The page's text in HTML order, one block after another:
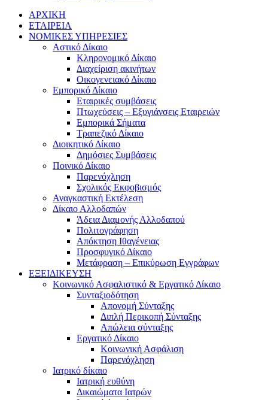
ΑΡΧΙΚΗ
ΕΤΑΙΡΕΙΑ
ΝΟΜΙΚΕΣ ΥΠΗΡΕΣΙΕΣ
Αστικό Δίκαιο
Κληρονομικό Δίκαιο
Διαχείριση ακινήτων
Οικογενειακό Δίκαιο
Εμπορικό Δίκαιο
Εταιρικές συμβάσεις
Πτωχεύσεις – Εξυγιάνσεις Εταιρειών
Εμπορικά Σήματα
Τραπεζικό Δίκαιο
Διοικητικό Δίκαιο
Δημόσιες Συμβάσεις
Ποινικό Δίκαιο
Παρενόχληση
Σχολικός Εκφοβισμός
Αναγκαστική Εκτέλεση
Δίκαιο Αλλοδαπών
Άδεια Διαμονής Αλλοδαπού
Πολιτογράφηση
Απόκτηση Ιθαγένειας
Προσφυγικό Δίκαιο
Μετάφραση – Επικύρωση Εγγράφων
ΕΞΕΙΔΙΚΕΥΣΗ
Κοινωνικό Ασφαλιστικό & Εργατικό Δίκαιο
Συνταξιοδότηση
Απονομή Σύνταξης
Διπλή Περικοπή Σύνταξης
Απώλεια σύνταξης
Εργατικό Δίκαιο
Κοινωνική Ασφάλιση
Παρενόχληση
Ιατρικό δίκαιο
Ιατρική ευθύνη
Δικαιώματα Ιατρών